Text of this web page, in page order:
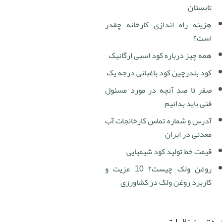
تابستان
هزینه راه اندازی کارخانه چقدر
است؟
همه چیز درباره کود اسبی ارگانیک
کود بلدرچین کود باغبانی درجه یک
صفر تا صد آنچه در مورد مسئول
فنی باید بدانیم
آدرس و شماره تماس کارخانجات آب
معدنی در ایران
قیمت خط تولید کود شیمیایی
روغن ولک چیست؟ 10 مزیت و
کاربرد روغن ولک در کشاورزی